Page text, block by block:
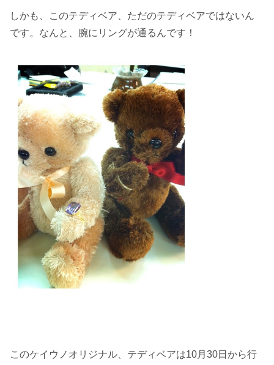
しかも、このテディベア、ただのテディベアではないん
です。なんと、腕にリングが通るんです！
このケイウノオリジナル、テディベアは10月30日から行